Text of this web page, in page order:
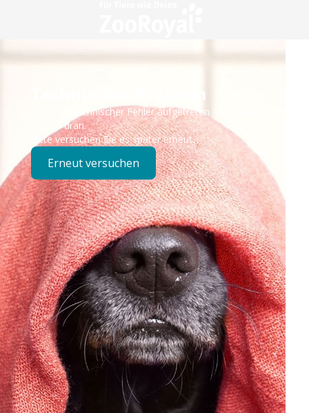
Technisches Problem
Es ist ein technischer Fehler aufgetreten – wir sind
bereits dran.
Bitte versuchen Sie es später erneut.
Erneut versuchen